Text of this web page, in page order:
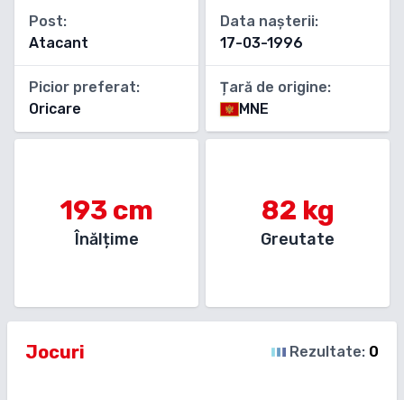
Post:
Atacant
Picior preferat:
Oricare
Data nașterii:
17-03-1996
Țară de origine:
MNE
193cm
Înălțime
82 kg
Greutate
Jocuri Rezultate: 0